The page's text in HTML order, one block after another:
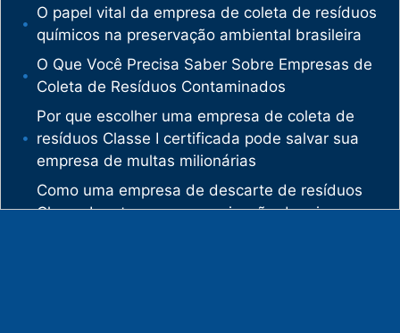
O papel vital da empresa de coleta de resíduos
químicos na preservação ambiental brasileira
O Que Você Precisa Saber Sobre Empresas de
Coleta de Resíduos Contaminados
Por que escolher uma empresa de coleta de
resíduos Classe I certificada pode salvar sua
empresa de multas milionárias
Como uma empresa de descarte de resíduos
Classe I protege sua organização de crimes